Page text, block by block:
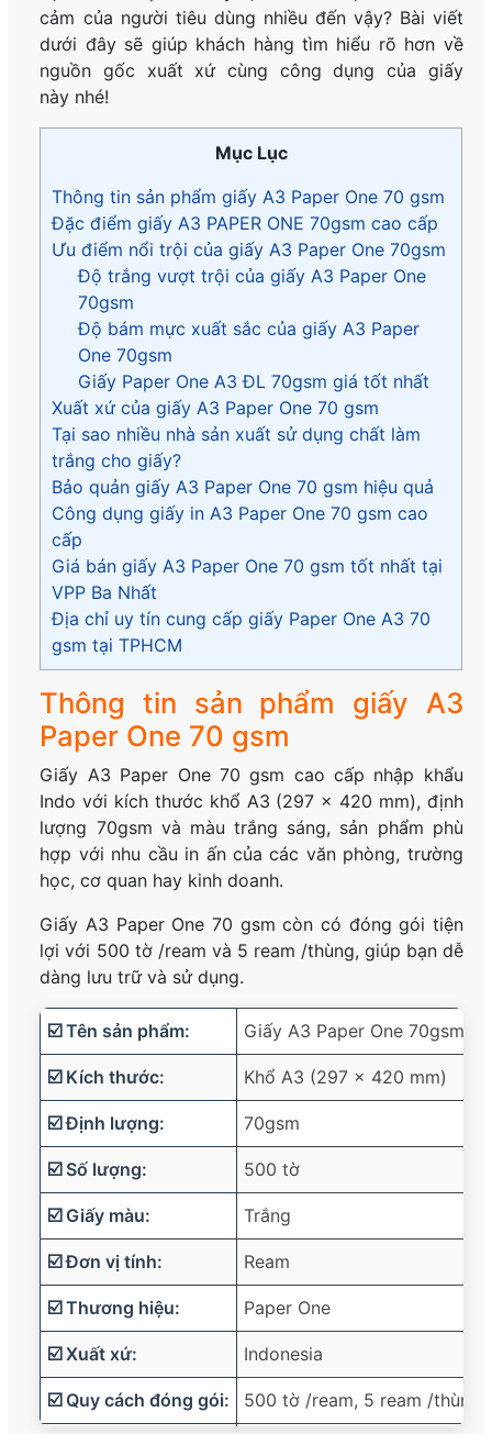
cảm của người tiêu dùng nhiều đến vậy? Bài viết
dưới đây sẽ giúp khách hàng tìm hiểu rõ hơn về
nguồn gốc xuất xứ cùng công dụng của giấy
này nhé!
Mục Lục
Thông tin sản phẩm giấy A3 Paper One 70 gsm
Đặc điểm giấy A3 PAPER ONE 70gsm cao cấp
Ưu điểm nổi trội của giấy A3 Paper One 70gsm
Độ trắng vượt trội của giấy A3 Paper One
70gsm
Độ bám mực xuất sắc của giấy A3 Paper
One 70gsm
Giấy Paper One A3 ĐL 70gsm giá tốt nhất
Xuất xứ của giấy A3 Paper One 70 gsm
Tại sao nhiều nhà sản xuất sử dụng chất làm
trắng cho giấy?
Bảo quản giấy A3 Paper One 70 gsm hiệu quả
Công dụng giấy in A3 Paper One 70 gsm cao
cấp
Giá bán giấy A3 Paper One 70 gsm tốt nhất tại
VPP Ba Nhất
Địa chỉ uy tín cung cấp giấy Paper One A3 70
gsm tại TPHCM
Thông tin sản phẩm giấy A3
Paper One 70 gsm
Giấy A3 Paper One 70 gsm cao cấp nhập khẩu
Indo với kích thước khổ A3 (297 x 420 mm), định
lượng 70gsm và màu trắng sáng, sản phẩm phù
hợp với nhu cầu in ấn của các văn phòng, trường
học, cơ quan hay kinh doanh.
Giấy A3 Paper One 70 gsm còn có đóng gói tiện
lợi với 500 tờ /ream và 5 ream /thùng, giúp bạn dễ
dàng lưu trữ và sử dụng.
☑️ Tên sản phẩm: Giấy A3 Paper One 70gsm
☑️ Kích thước: Khổ A3 (297 x 420 mm)
☑️ Định lượng: 70gsm
☑️ Số lượng: 500 tờ
☑️ Giấy màu: Trắng
☑️ Đơn vị tính: Ream
☑️ Thương hiệu: Paper One
☑️ Xuất xứ: Indonesia
☑️ Quy cách đóng gói: 500 tờ /ream, 5 ream /thùng